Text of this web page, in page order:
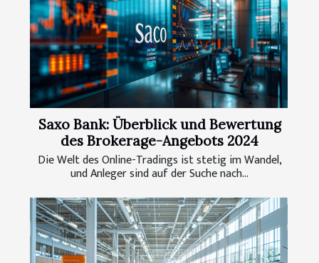
Saxo Bank: Überblick und Bewertung
des Brokerage-Angebots 2024
Die Welt des Online-Tradings ist stetig im Wandel,
und Anleger sind auf der Suche nach...